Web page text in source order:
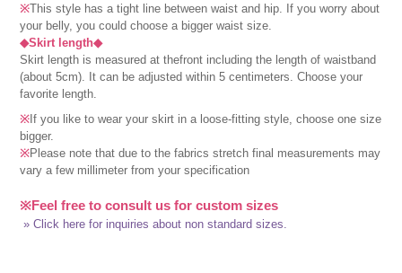
※This style has a tight line between waist and hip. If you worry about
your belly, you could choose a bigger waist size.
◆Skirt length◆
Skirt length is measured at thefront including the length of waistband
(about 5cm). It can be adjusted within 5 centimeters. Choose your
favorite length.
※If you like to wear your skirt in a loose-fitting style, choose one size
bigger.
※Please note that due to the fabrics stretch final measurements may
vary a few millimeter from your specification
※Feel free to consult us for custom sizes
» Click here for inquiries about non standard sizes.